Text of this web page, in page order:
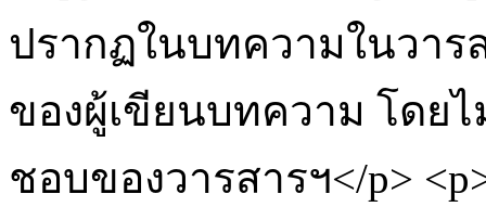
ปรากฏในบทความในวาร
ของผู้เขียนบทความ โดย
ชอบของวารสารฯ</p>